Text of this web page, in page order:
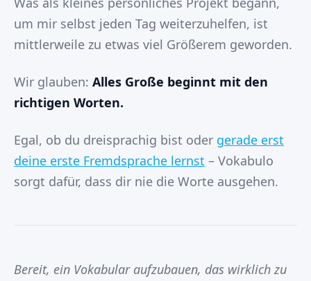
um mir selbst jeden Tag weiterzuhelfen, ist
mittlerweile zu etwas viel Größerem geworden.
Wir glauben: Alles Große beginnt mit den
richtigen Worten.
Egal, ob du dreisprachig bist oder gerade erst
deine erste Fremdsprache lernst – Vokabulo
sorgt dafür, dass dir nie die Worte ausgehen.
Bereit, ein Vokabular aufzubauen, das wirklich zu